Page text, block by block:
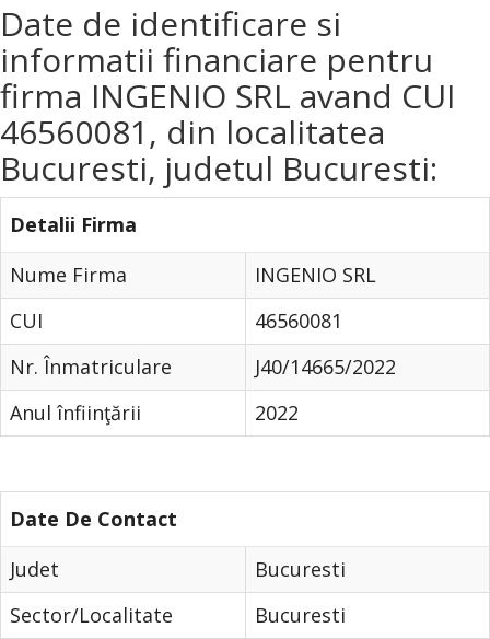
Date de identificare si
informatii financiare pentru
firma INGENIO SRL avand CUI
46560081, din localitatea
Bucuresti, judetul Bucuresti:
Detalii Firma
Nume Firma
INGENIO SRL
CUI
46560081
Nr. Înmatriculare
J40/14665/2022
Anul înfiinţării
2022
Date De Contact
Judet
Bucuresti
Sector/Localitate
Bucuresti